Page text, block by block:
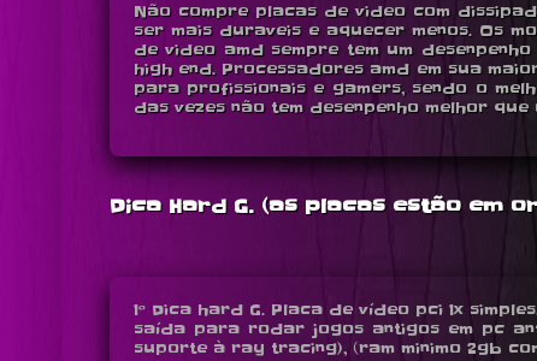
Não compre placas de video com
ser mais duraveis e aquecer menos. Os
de video amd sempre tem um
high end. Processadores amd em sua
para profissionais e gamers, sendo o
das vezes não tem desenpenho melhor
Dica Hard G. (as placas estão em
1º Dica hard G. Placa de vídeo pci 1x
saída para rodar jogos antigos em pc
suporte à ray tracing), (ram minimo 2gb